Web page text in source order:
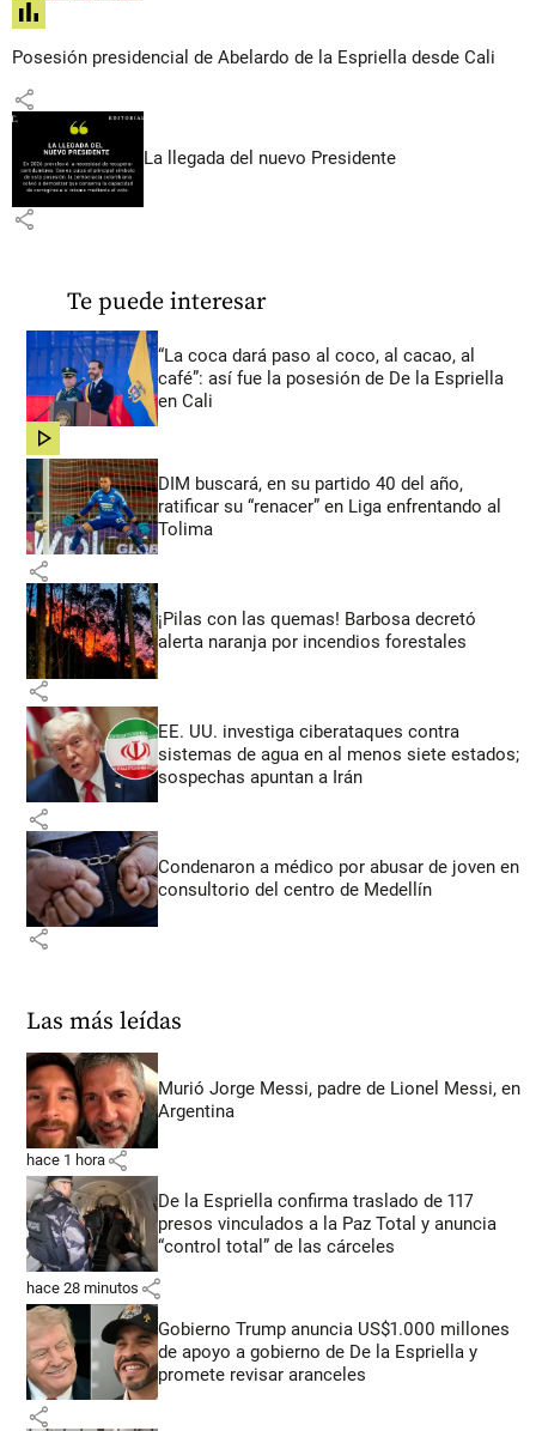
share
Posesión presidencial de Abelardo de la Espriella desde Cali
share
La llegada del nuevo Presidente
share
Te puede interesar
“La coca dará paso al coco, al cacao, al
café”: así fue la posesión de De la Espriella
en Cali
share
DIM buscará, en su partido 40 del año,
ratificar su “renacer” en Liga enfrentando al
Tolima
share
¡Pilas con las quemas! Barbosa decretó
alerta naranja por incendios forestales
share
EE. UU. investiga ciberataques contra
sistemas de agua en al menos siete estados;
sospechas apuntan a Irán
share
Condenaron a médico por abusar de joven en
consultorio del centro de Medellín
share
Las más leídas
Murió Jorge Messi, padre de Lionel Messi, en
Argentina
hace 1 hora share
De la Espriella confirma traslado de 117
presos vinculados a la Paz Total y anuncia
“control total” de las cárceles
hace 28 minutos share
Gobierno Trump anuncia US$1.000 millones
de apoyo a gobierno de De la Espriella y
promete revisar aranceles
share